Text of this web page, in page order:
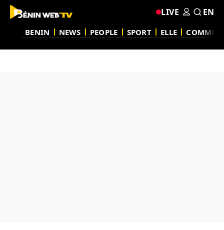
BENIN NEWS PEOPLE SPORT ELLE
LIVE EN